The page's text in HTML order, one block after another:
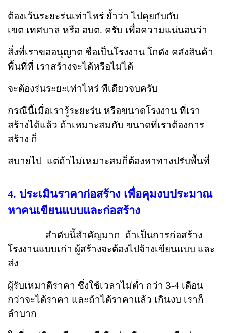
ต้องเว้นระยะร่นเท่าไหร่ ย้ำว่า ไปคุยกับกับ
เขต เทศบาล หรือ อบต. ครับ เพื่อความแน่นอนว่า
สิ่งที่เราขออนุญาต ชื่อเป็นโรงงาน โกดัง คลังสินค้า
พื้นที่ที่ เราสร้างจะได้หรือไม่ได้
จะต้องร่นระยะเท่าไหร่ ทีเดียวจบครับ
กรณีนี้เมื่อเรารู้ระยะร่น หรือขนาดโรงงาน ที่เรา
สร้างได้แล้ว ถ้าเหมาะสมกับ ขนาดที่เราต้องการ
สร้าง ก็
สบายไป แต่ถ้าไม่เหมาะสมก็ต้องหาทางปรับพื้นที่
4. ประเมินราคาก่อสร้าง เพื่อคุมงบประมาณ
หาคนเขียนแบบและก่อสร้าง
ลำดับนี้สำคัญมาก ถ้าเป็นการก่อสร้าง
โรงงานแบบเก่า ผู้สร้างจะต้องไปจ้างเขียนแบบ และ
ส่ง
ผู้รับเหมาตีราคา ซึ่งใช้เวลาไม่ต่ำ กว่า 3-4 เดือน
กว่าจะได้ราคา และถ้าได้ราคาแล้ว เกินงบ เราก็
ลำบาก